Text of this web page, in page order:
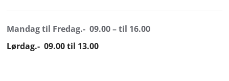
Mandag til Fredag.- 09.00 – til 16.00
Lørdag.- 09.00 til 13.00